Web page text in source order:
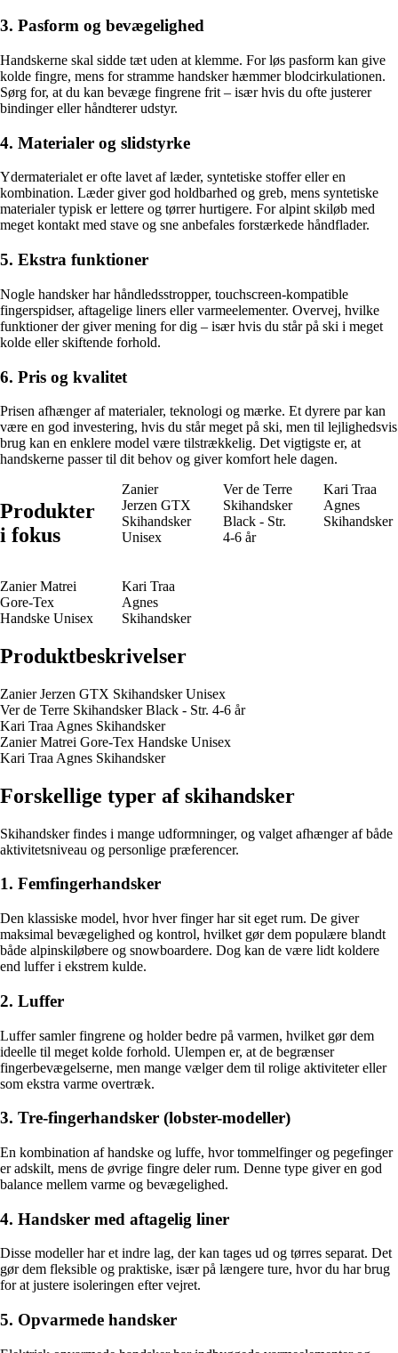
3. Pasform og bevægelighed
Handskerne skal sidde tæt uden at klemme. For løs pasform kan give
kolde fingre, mens for stramme handsker hæmmer blodcirkulationen.
Sørg for, at du kan bevæge fingrene frit – især hvis du ofte justerer
bindinger eller håndterer udstyr.
4. Materialer og slidstyrke
Ydermaterialet er ofte lavet af læder, syntetiske stoffer eller en
kombination. Læder giver god holdbarhed og greb, mens syntetiske
materialer typisk er lettere og tørrer hurtigere. For alpint skiløb med
meget kontakt med stave og sne anbefales forstærkede håndflader.
5. Ekstra funktioner
Nogle handsker har håndledsstropper, touchscreen-kompatible
fingerspidser, aftagelige liners eller varmeelementer. Overvej, hvilke
funktioner der giver mening for dig – især hvis du står på ski i meget
kolde eller skiftende forhold.
6. Pris og kvalitet
Prisen afhænger af materialer, teknologi og mærke. Et dyrere par kan
være en god investering, hvis du står meget på ski, men til lejlighedsvis
brug kan en enklere model være tilstrækkelig. Det vigtigste er, at
handskerne passer til dit behov og giver komfort hele dagen.
Produkter
i fokus
Zanier
Jerzen GTX
Skihandsker
Unisex
Ver de Terre
Skihandsker
Black - Str.
4-6 år
Kari Traa
Agnes
Skihandsker
Zanier Matrei
Gore-Tex
Handske Unisex
Kari Traa
Agnes
Skihandsker
Produktbeskrivelser
Zanier Jerzen GTX Skihandsker Unisex
Ver de Terre Skihandsker Black - Str. 4-6 år
Kari Traa Agnes Skihandsker
Zanier Matrei Gore-Tex Handske Unisex
Kari Traa Agnes Skihandsker
Forskellige typer af skihandsker
Skihandsker findes i mange udformninger, og valget afhænger af både
aktivitetsniveau og personlige præferencer.
1. Femfingerhandsker
Den klassiske model, hvor hver finger har sit eget rum. De giver
maksimal bevægelighed og kontrol, hvilket gør dem populære blandt
både alpinskiløbere og snowboardere. Dog kan de være lidt koldere
end luffer i ekstrem kulde.
2. Luffer
Luffer samler fingrene og holder bedre på varmen, hvilket gør dem
ideelle til meget kolde forhold. Ulempen er, at de begrænser
fingerbevægelserne, men mange vælger dem til rolige aktiviteter eller
som ekstra varme overtræk.
3. Tre-fingerhandsker (lobster-modeller)
En kombination af handske og luffe, hvor tommelfinger og pegefinger
er adskilt, mens de øvrige fingre deler rum. Denne type giver en god
balance mellem varme og bevægelighed.
4. Handsker med aftagelig liner
Disse modeller har et indre lag, der kan tages ud og tørres separat. Det
gør dem fleksible og praktiske, især på længere ture, hvor du har brug
for at justere isoleringen efter vejret.
5. Opvarmede handsker